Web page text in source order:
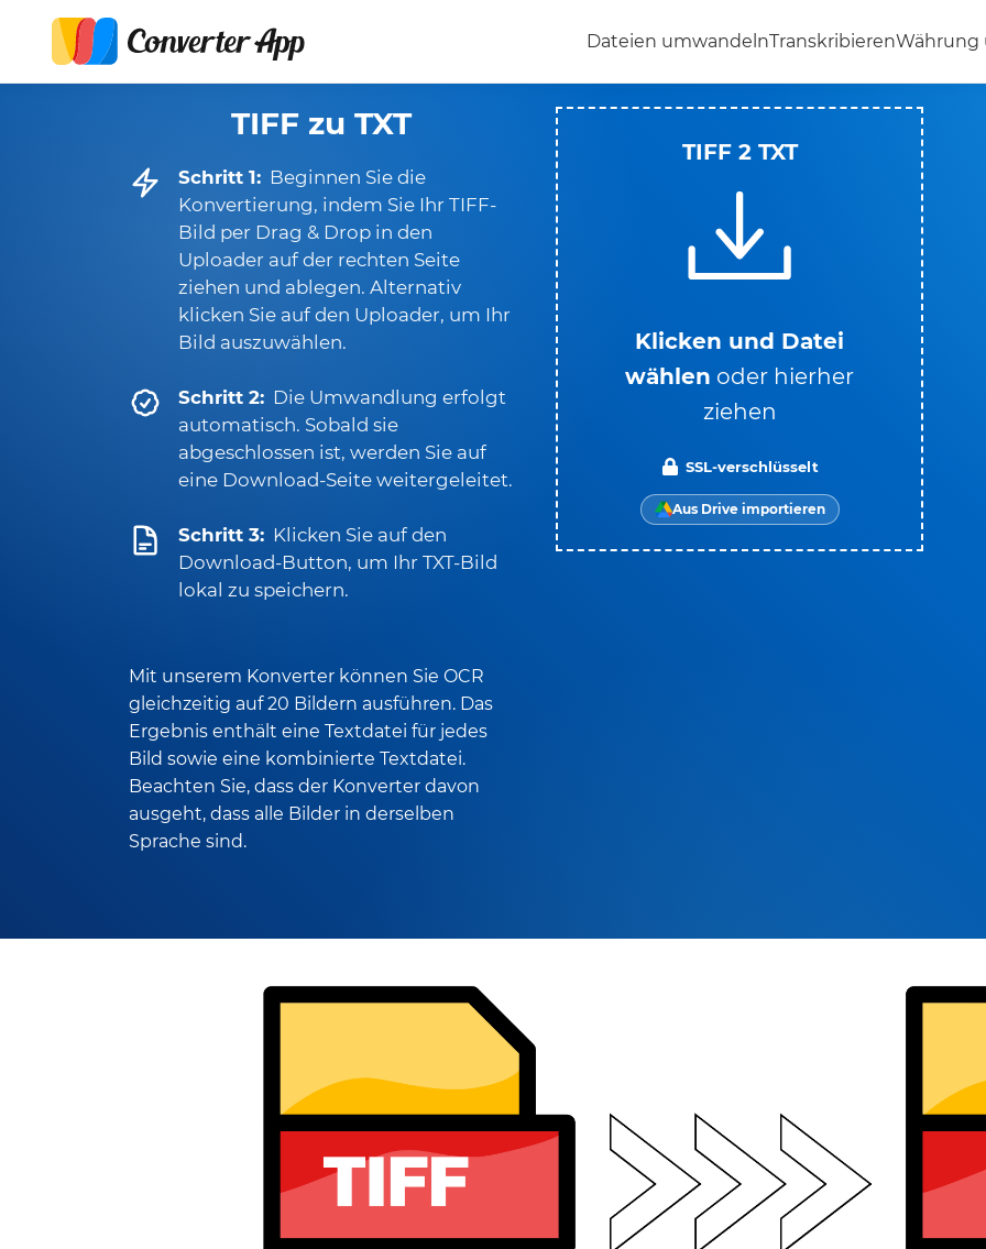
Dateien umwandelnTranskribierenWährung
TIFF zu TXT
Schritt 1: Beginnen Sie die
Konvertierung, indem Sie Ihr TIFF-
Bild per Drag & Drop in den
Uploader auf der rechten Seite
ziehen und ablegen. Alternativ
klicken Sie auf den Uploader, um Ihr
Bild auszuwählen.
Schritt 2: Die Umwandlung erfolgt
automatisch. Sobald sie
abgeschlossen ist, werden Sie auf
eine Download-Seite weitergeleitet.
Schritt 3: Klicken Sie auf den
Download-Button, um Ihr TXT-Bild
lokal zu speichern.
Mit unserem Konverter können Sie OCR
gleichzeitig auf 20 Bildern ausführen. Das
Ergebnis enthält eine Textdatei für jedes
Bild sowie eine kombinierte Textdatei.
Beachten Sie, dass der Konverter davon
ausgeht, dass alle Bilder in derselben
Sprache sind.
TIFF 2 TXT
Klicken und Datei
wählen oder hierher
ziehen
SSL-verschlüsselt
Aus Drive importieren